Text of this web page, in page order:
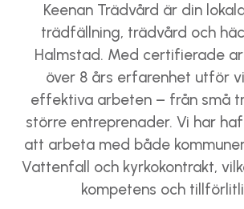
Keenan Trädvård är din
trädfällning, trädvård och
Halmstad. Med certifierade
över 8 års erfarenhet utför
effektiva arbeten – från små
större entreprenader. Vi har
att arbeta med både
Vattenfall och kyrkokontrakt,
kompetens och